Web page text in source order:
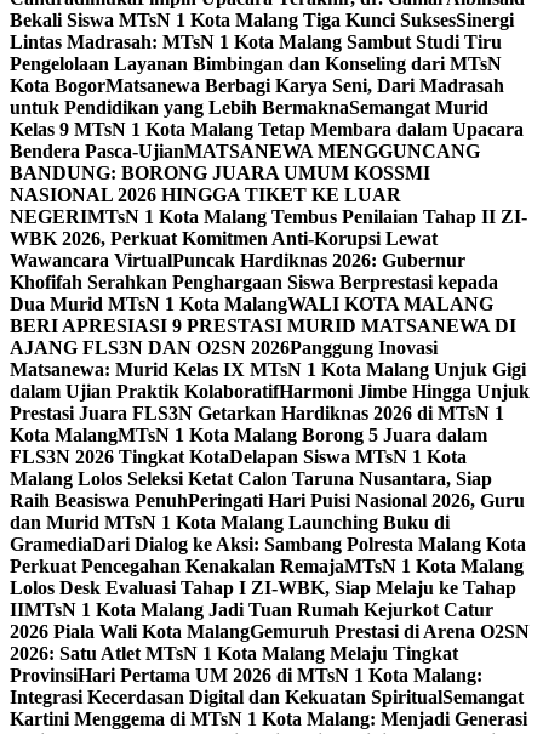
Bekali Siswa MTsN 1 Kota Malang Tiga Kunci SuksesSinergi
Lintas Madrasah: MTsN 1 Kota Malang Sambut Studi Tiru
Pengelolaan Layanan Bimbingan dan Konseling dari MTsN
Kota BogorMatsanewa Berbagi Karya Seni, Dari Madrasah
untuk Pendidikan yang Lebih BermaknaSemangat Murid
Kelas 9 MTsN 1 Kota Malang Tetap Membara dalam Upacara
Bendera Pasca-UjianMATSANEWA MENGGUNCANG
BANDUNG: BORONG JUARA UMUM KOSSMI
NASIONAL 2026 HINGGA TIKET KE LUAR
NEGERIMTsN 1 Kota Malang Tembus Penilaian Tahap II ZI-
WBK 2026, Perkuat Komitmen Anti-Korupsi Lewat
Wawancara VirtualPuncak Hardiknas 2026: Gubernur
Khofifah Serahkan Penghargaan Siswa Berprestasi kepada
Dua Murid MTsN 1 Kota MalangWALI KOTA MALANG
BERI APRESIASI 9 PRESTASI MURID MATSANEWA DI
AJANG FLS3N DAN O2SN 2026Panggung Inovasi
Matsanewa: Murid Kelas IX MTsN 1 Kota Malang Unjuk Gigi
dalam Ujian Praktik KolaboratifHarmoni Jimbe Hingga Unjuk
Prestasi Juara FLS3N Getarkan Hardiknas 2026 di MTsN 1
Kota MalangMTsN 1 Kota Malang Borong 5 Juara dalam
FLS3N 2026 Tingkat KotaDelapan Siswa MTsN 1 Kota
Malang Lolos Seleksi Ketat Calon Taruna Nusantara, Siap
Raih Beasiswa PenuhPeringati Hari Puisi Nasional 2026, Guru
dan Murid MTsN 1 Kota Malang Launching Buku di
GramediaDari Dialog ke Aksi: Sambang Polresta Malang Kota
Perkuat Pencegahan Kenakalan RemajaMTsN 1 Kota Malang
Lolos Desk Evaluasi Tahap I ZI-WBK, Siap Melaju ke Tahap
IIMTsN 1 Kota Malang Jadi Tuan Rumah Kejurkot Catur
2026 Piala Wali Kota MalangGemuruh Prestasi di Arena O2SN
2026: Satu Atlet MTsN 1 Kota Malang Melaju Tingkat
ProvinsiHari Pertama UM 2026 di MTsN 1 Kota Malang:
Integrasi Kecerdasan Digital dan Kekuatan SpiritualSemangat
Kartini Menggema di MTsN 1 Kota Malang: Menjadi Generasi